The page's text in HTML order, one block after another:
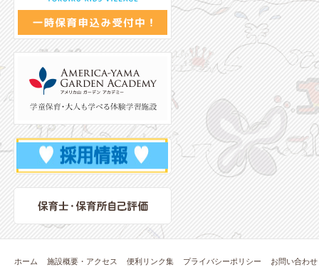
ホーム 施設概要・アクセス 便利リンク集 プライバシーポリシー お問い合わせ